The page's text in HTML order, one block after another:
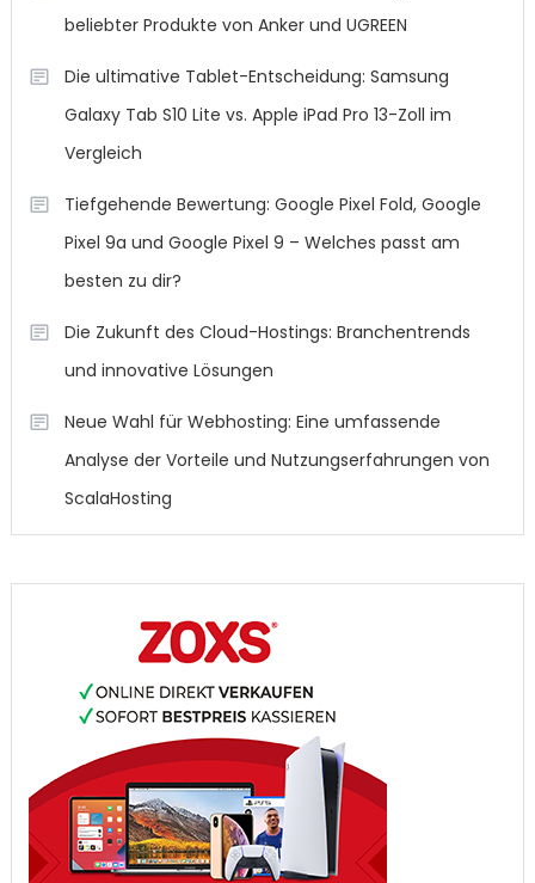
beliebter Produkte von Anker und UGREEN
Die ultimative Tablet-Entscheidung: Samsung
Galaxy Tab S10 Lite vs. Apple iPad Pro 13-Zoll im
Vergleich
Tiefgehende Bewertung: Google Pixel Fold, Google
Pixel 9a und Google Pixel 9 – Welches passt am
besten zu dir?
Die Zukunft des Cloud-Hostings: Branchentrends
und innovative Lösungen
Neue Wahl für Webhosting: Eine umfassende
Analyse der Vorteile und Nutzungserfahrungen von
ScalaHosting